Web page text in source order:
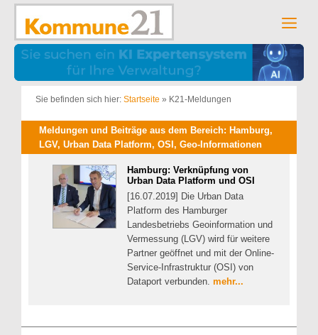
Zum
springen
Sie befinden sich hier: Startseite » K21-Meldungen
Meldungen und Beiträge aus dem Bereich: Hamburg,
LGV, Urban Data Platform, OSI, Geo-Informationen
Hamburg: Verknüpfung von
Urban Data Platform und OSI
[16.07.2019] Die Urban Data
Platform des Hamburger
Landesbetriebs Geoinformation und
Vermessung (LGV) wird für weitere
Partner geöffnet und mit der Online-
Service-Infrastruktur (OSI) von
Dataport verbunden. mehr...